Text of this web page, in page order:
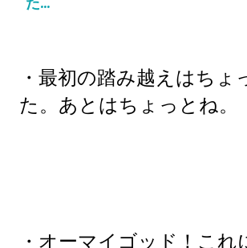
・最初の踏み越えはちょ
た。あとはちょっとね。
・オーマイゴッド！これ